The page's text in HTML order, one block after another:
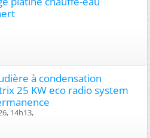
à condensation
25 KW eco radio system
14h13,